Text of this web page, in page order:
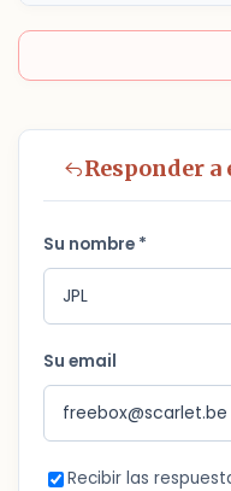
Responder a
Su nombre *
Su email
Recibir las